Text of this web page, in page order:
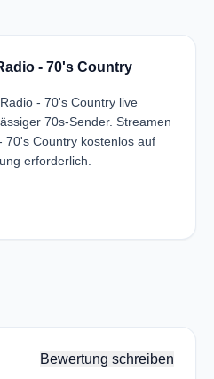
- 70's Country
- 70's Country live
70s-Sender. Streamen
70's Country kostenlos auf
erforderlich.
Bewertung schreiben